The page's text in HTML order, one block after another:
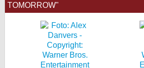
TOMORROW"